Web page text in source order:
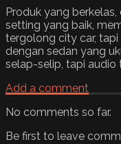
Produk yang
setting yang baik,
tergolong city car, tapi
dengan sedan yang
selap-selip, tapi audio
Add a comment
No comments so far.
Be first to leave